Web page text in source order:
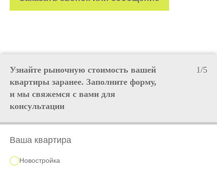
Узнайте рыночную стоимость вашей
квартиры заранее. Заполните форму,
и мы свяжемся с вами для
консультации
1/5
Ваша квартира
Новостройка